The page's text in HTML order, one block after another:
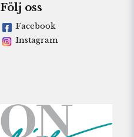
Följ oss
Facebook
Instagram